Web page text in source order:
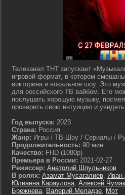
Телеканал ТНТ запускает
игровой формат, в котором
викторина и вокальное шоу. Это
для российского ТВ вайбом. Его
послушать хорошую музыку,
проверить свою интуицию и
Год выпуска: 2023
Страна: Россия
Жанр: Игры / ТВ-Шоу / Сериалы /
Продолжительность: 90 мин.
Качество: FHD (1080p)
Премьера в России: 2021-02-27
Режиссер: Анатолий Шпульников
В ролях: Азамат Мусагалиев, Иван
Юлианна Караулова, Алексей
Брежнева, Валерий Меладзе, Мот